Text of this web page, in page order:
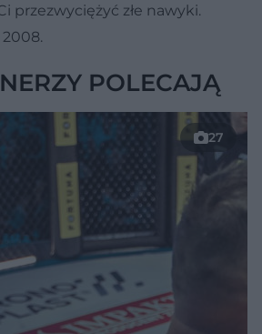
przezwyciężyć złe nawyki.
POLECAJĄ
27